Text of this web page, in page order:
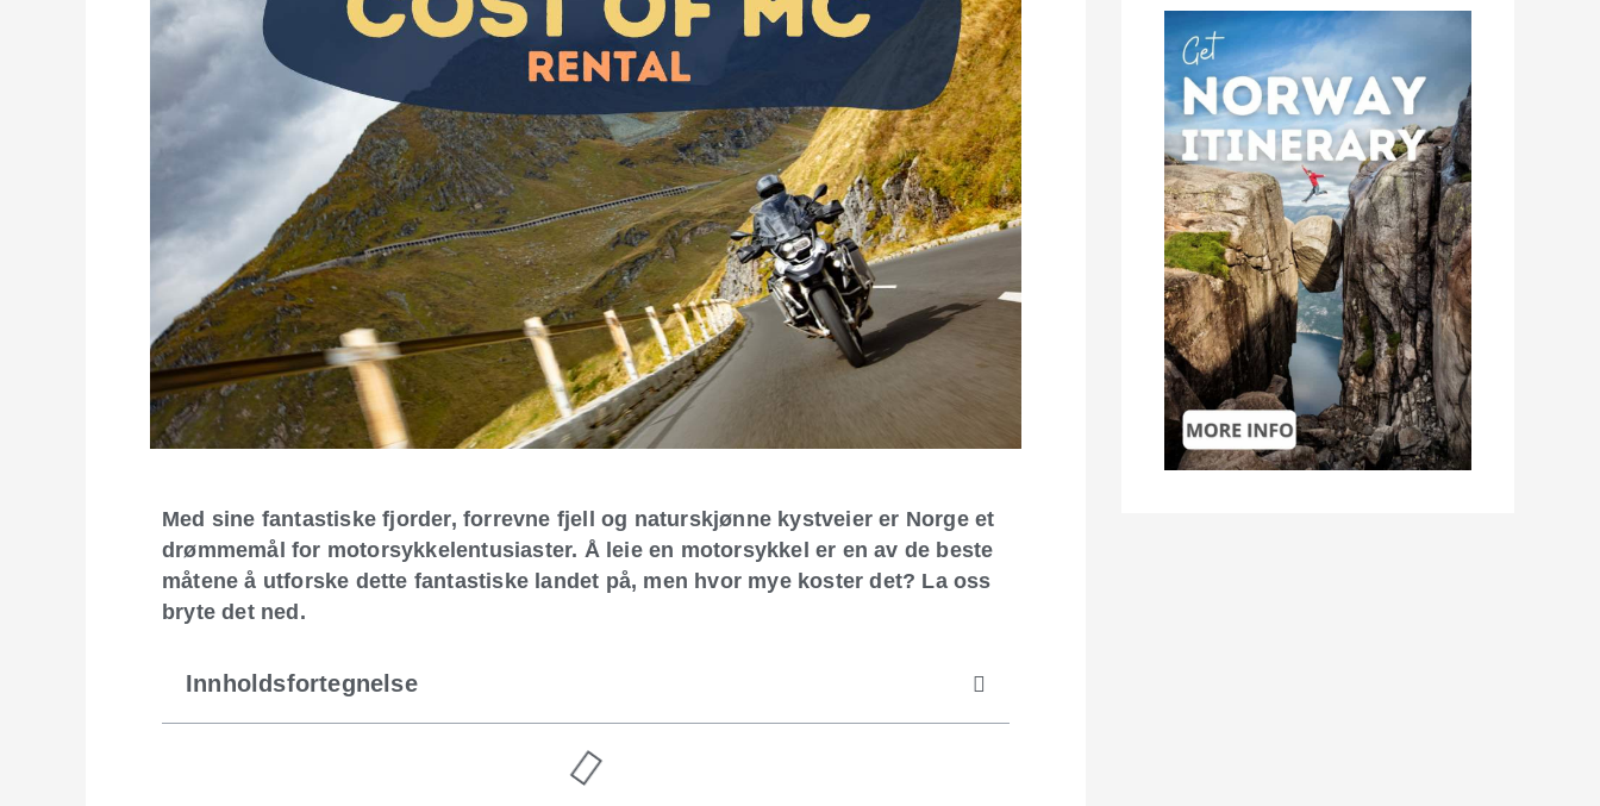
Med sine fantastiske fjorder, forrevne fjell og naturskjønne kystveier er Norge et
drømmemål for motorsykkelentusiaster. Å leie en motorsykkel er en av de beste
måtene å utforske dette fantastiske landet på, men hvor mye koster det? La oss
bryte det ned.
Innholdsfortegnelse